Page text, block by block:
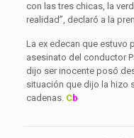
con las tres chicas, la
realidad”, declaró a la
La ex edecan que estuvo
asesinato del conductor
dijo ser inocente posó
situación que dijo la hizo
cadenas. Cb